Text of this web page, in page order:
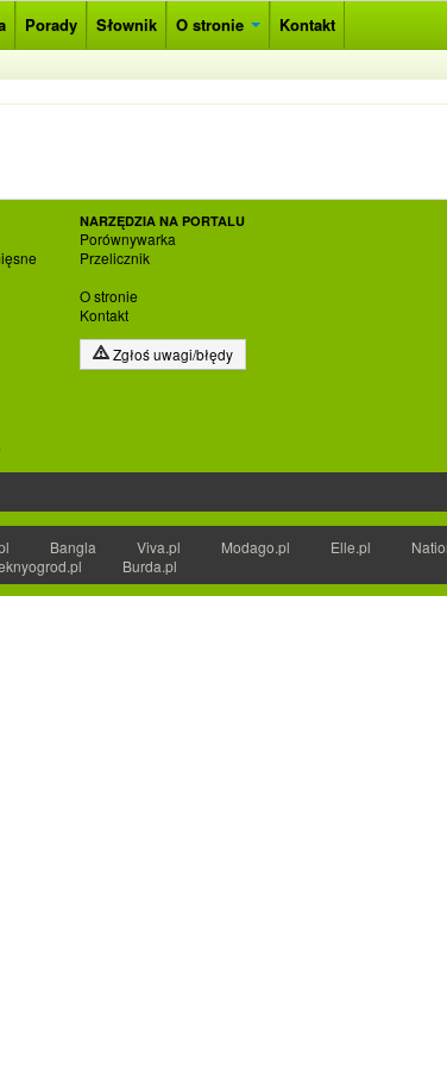
Porady Słownik O stronie Kontakt
NARZĘDZIA NA PORTALU
Porównywarka
Przelicznik
O stronie
Kontakt
Zgłoś uwagi/błędy
Bangla Viva.pl Modago.pl Elle.pl
Burda.pl